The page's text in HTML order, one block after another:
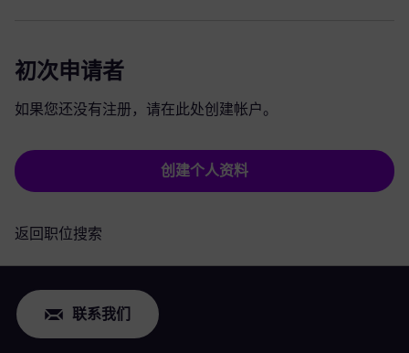
初次申请者
如果您还没有注册，请在此处创建帐户。
创建个人资料
返回职位搜索
联系我们